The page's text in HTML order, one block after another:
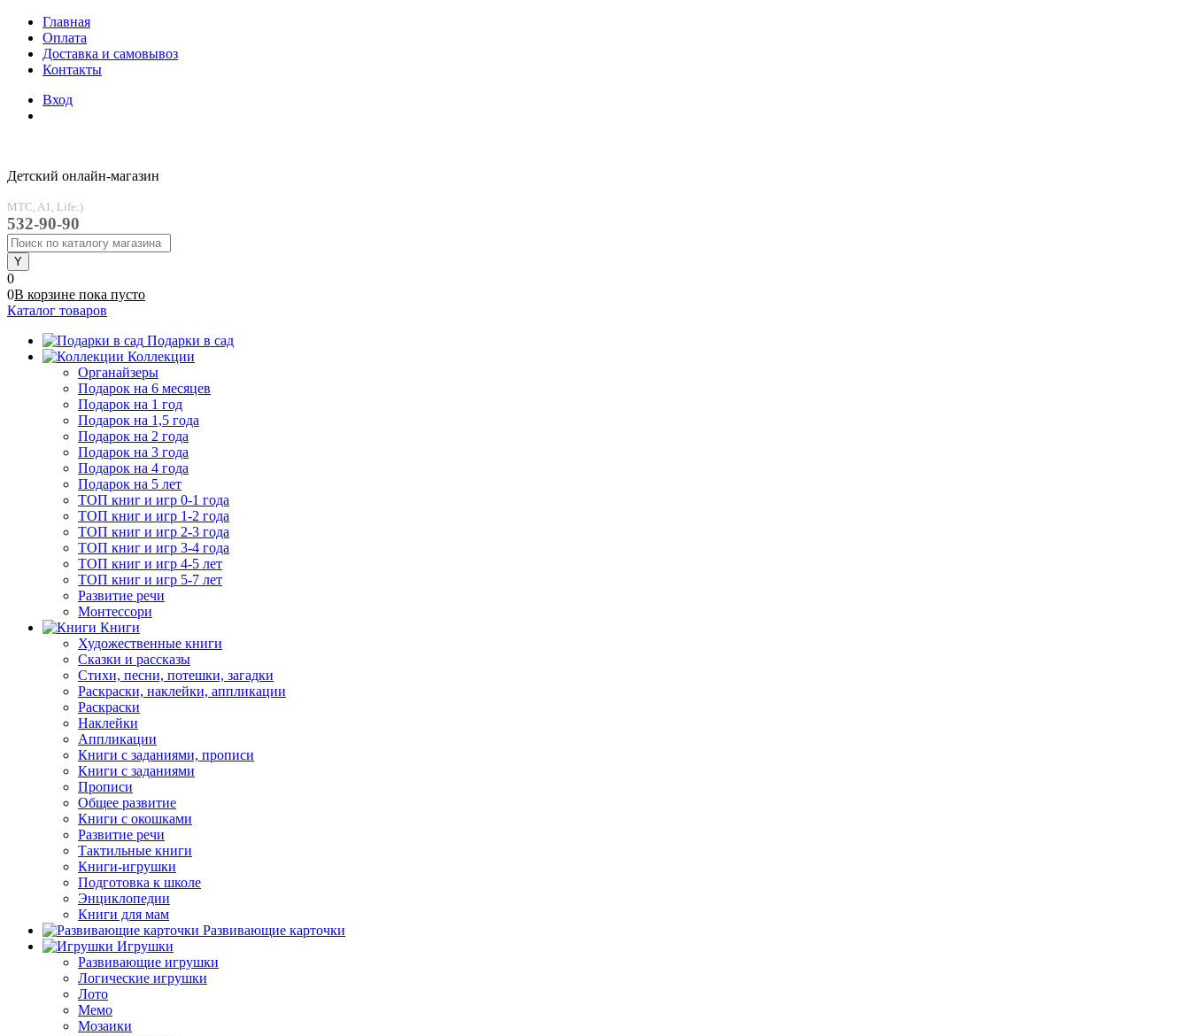
Главная
Оплата
Доставка и самовывоз
Контакты
Вход
Детский онлайн-магазин
MTC, A1, Life:)
532-90-90
0
0В корзине пока пусто
Каталог товаров
Подарки в сад
Коллекции
Органайзеры
Подарок на 6 месяцев
Подарок на 1 год
Подарок на 1,5 года
Подарок на 2 года
Подарок на 3 года
Подарок на 4 года
Подарок на 5 лет
ТОП книг и игр 0-1 года
ТОП книг и игр 1-2 года
ТОП книг и игр 2-3 года
ТОП книг и игр 3-4 года
ТОП книг и игр 4-5 лет
ТОП книг и игр 5-7 лет
Развитие речи
Монтессори
Книги
Художественные книги
Сказки и рассказы
Стихи, песни, потешки, загадки
Раскраски, наклейки, аппликации
Раскраски
Наклейки
Аппликации
Книги с заданиями, прописи
Книги с заданиями
Прописи
Общее развитие
Книги с окошками
Развитие речи
Тактильные книги
Книги-игрушки
Подготовка к школе
Энциклопедии
Книги для мам
Развивающие карточки
Игрушки
Развивающие игрушки
Логические игрушки
Лото
Мемо
Мозаики